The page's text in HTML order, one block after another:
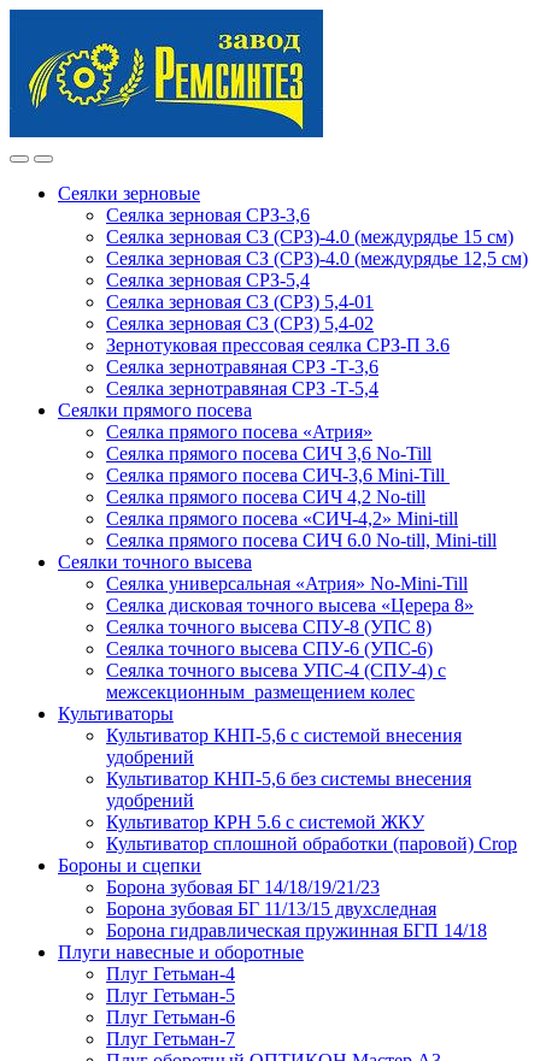
navigation
content
Сеялки зерновые
Сеялка зерновая СРЗ-3,6
Сеялка зерновая СЗ (СРЗ)-4.0 (междурядье 15 см)
Сеялка зерновая СЗ (СРЗ)-4.0 (междурядье 12,5 см)
Сеялка зерновая СРЗ-5,4
Сеялка зерновая СЗ (СРЗ) 5,4-01
Сеялка зерновая СЗ (СРЗ) 5,4-02
Зернотуковая прессовая сеялка СРЗ-П 3.6
Сеялка зернотравяная СРЗ -Т-3,6
Сеялка зернотравяная СРЗ -Т-5,4
Сеялки прямого посева
Сеялка прямого посева «Атрия»
Сеялка прямого посева СИЧ 3,6 No-Till
Сеялка прямого посева СИЧ-3,6 Mini-Till
Сеялка прямого посева СИЧ 4,2 No-till
Сеялка прямого посева «СИЧ-4,2» Mini-till
Сеялка прямого посева СИЧ 6.0 No-till, Mini-till
Сеялки точного высева
Сеялка универсальная «Атрия» No-Mini-Till
Сеялка дисковая точного высева «Церера 8»
Сеялка точного высева СПУ-8 (УПС 8)
Сеялка точного высева СПУ-6 (УПС-6)
Сеялка точного высева УПС-4 (СПУ-4) с
межсекционным размещением колес
Культиваторы
Культиватор КНП-5,6 с системой внесения
удобрений
Культиватор КНП-5,6 без системы внесения
удобрений
Культиватор КРН 5.6 с системой ЖКУ
Культиватор сплошной обработки (паровой) Crop
Бороны и сцепки
Борона зубовая БГ 14/18/19/21/23
Борона зубовая БГ 11/13/15 двухследная
Борона гидравлическая пружинная БГП 14/18
Плуги навесные и оборотные
Плуг Гетьман-4
Плуг Гетьман-5
Плуг Гетьман-6
Плуг Гетьман-7